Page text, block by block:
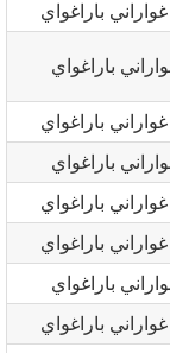
غواراني باراغواي
باراغواي
غواراني باراغواي
باراغواي
غواراني باراغواي
غواراني باراغواي
باراغواي
غواراني باراغواي